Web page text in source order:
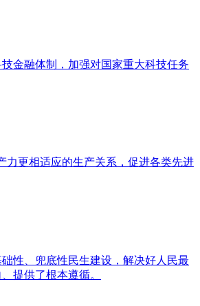
金融体制，加强对国家重大科技任务
力更相适应的生产关系，促进各类先进
性、兜底性民生建设，解决好人民最
提供了根本遵循。